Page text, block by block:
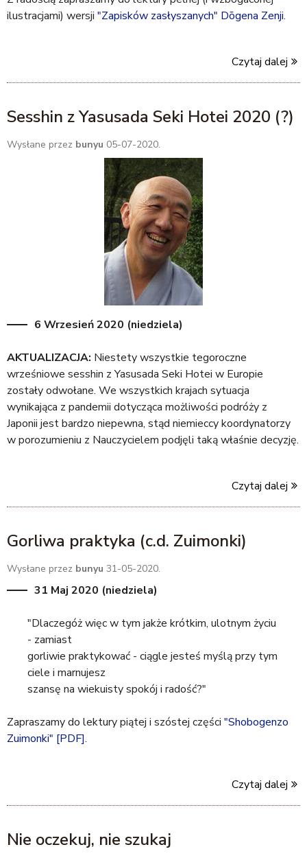
ilustracjami) wersji "Zapisków zasłyszanych" Dōgena Zenji.
Czytaj dalej
Sesshin z Yasusada Seki Hotei 2020 (?)
Wysłane przez bunyu 05-07-2020.
6 Wrzesień 2020 (niedziela)
AKTUALIZACJA: Niestety wszystkie tegoroczne
wrześniowe sesshin z Yasusada Seki Hotei w Europie
zostały odwołane. We wszystkich krajach sytuacja
wynikająca z pandemii dotycząca możliwości podróży z
Japonii jest bardzo niepewna, stąd niemieccy koordynatorzy
w porozumieniu z Nauczycielem podjęli taką właśnie decyzję.
Czytaj dalej
Gorliwa praktyka (c.d. Zuimonki)
Wysłane przez bunyu 31-05-2020.
31 Maj 2020 (niedziela)
"Dlaczegóż więc w tym jakże krótkim, ulotnym życiu
- zamiast
gorliwie praktykować - ciągle jesteś myślą przy tym
ciele i marnujesz
szansę na wiekuisty spokój i radość?"
Zapraszamy do lektury piątej i szóstej części "Shobogenzo
Zuimonki" [PDF].
Czytaj dalej
Nie oczekuj, nie szukaj